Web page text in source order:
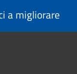
a migliorare